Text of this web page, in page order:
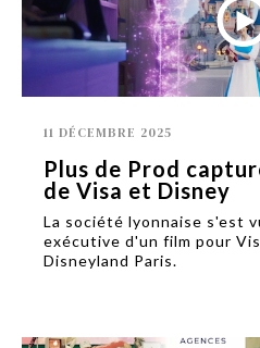
11 DÉCEMBRE 2025
Plus de Prod
de Visa et Disney
La société lyonnaise s'est
exécutive d'un film pour
Disneyland Paris.